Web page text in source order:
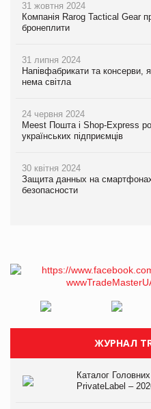
31 жовтня 2024
Компанія Rarog Tactical Gear
бронеплити
31 липня 2024
Напівфабрикати та консерви,
нема світла
24 червня 2024
Meest Пошта і Shop-Express
українських підприємців
30 квітня 2024
Защита данных на
безопасности
ЖУРНАЛ
Каталог
PrivateLabel –